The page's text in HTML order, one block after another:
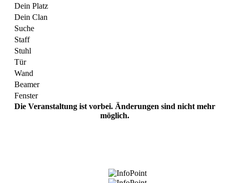
Dein Platz
Dein Clan
Suche
Staff
Stuhl
Tür
Wand
Beamer
Fenster
Die Veranstaltung ist vorbei. Änderungen sind nicht mehr
möglich.